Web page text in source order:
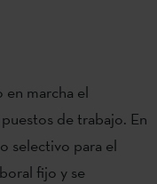
en marcha el
de trabajo. En
selectivo para el
fijo y se